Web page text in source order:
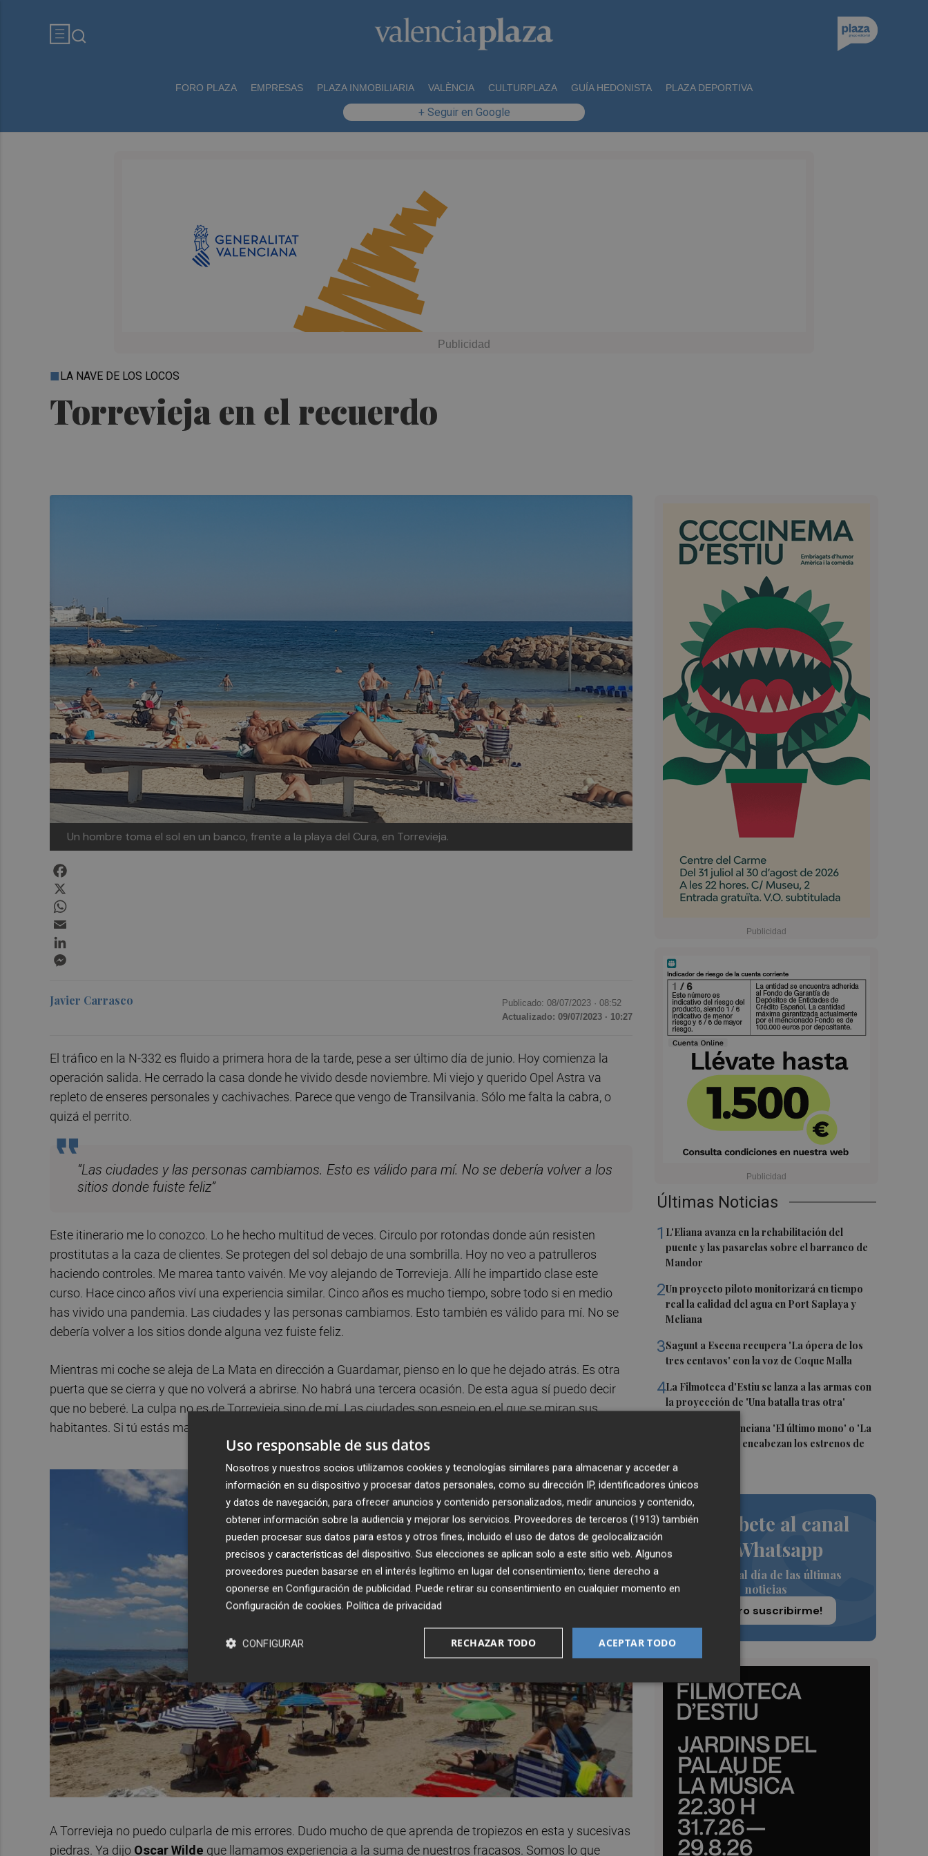
FORO PLAZA EMPRESAS PLAZA INMOBILIARIA VALÈNCIA CULTURPLAZA GUÍA HEDONISTA PLAZA DEPORTIVA
+ Seguir en Google
Torrevieja en el recuerdo
LA NAVE DE LOS LOCOS
Un hombre toma el sol en un banco, frente a la playa del Cura, en Torrevieja.
Últimas Noticias
1 L'Eliana avanza en la rehabilitación del
puente y las pasarelas sobre el barranco de
Mandor
2Un proyecto piloto monitorizará en tiempo
real la calidad del agua en Port Saplaya y
Meliana
3Sagunt a Escena recupera 'La ópera de los
tres centavos' con la voz de Coque Malla
4La Filmoteca d'Estiu se lanza a las armas con
la proyección de 'Una batalla tras otra'
La comedia valenciana 'El último mono' o 'La
ventana abierta' encabezan los estrenos de
Suscríbete al canal
de Whatsapp
Siempre al día de las últimas
noticias
¡Quiero suscribirme!
Javier Carrasco Publicado: 08/07/2023 · 08:52
Actualizado: 09/07/2023 · 10:27
El tráfico en la N-332 es fluido a primera hora de la tarde, pese a ser último día de junio. Hoy comienza la
operación salida. He cerrado la casa donde he vivido desde noviembre. Mi viejo y querido Opel Astra va
repleto de enseres personales y cachivaches. Parece que vengo de Transilvania. Sólo me falta la cabra, o
quizá el perrito.
“Las ciudades y las personas cambiamos. Esto es válido para mí. No se debería volver a los
sitios donde fuiste feliz”
Este itinerario me lo conozco. Lo he hecho multitud de veces. Circulo por rotondas donde aún resisten
prostitutas a la caza de clientes. Se protegen del sol debajo de una sombrilla. Hoy no veo a patrulleros
haciendo controles. Me marea tanto vaivén. Me voy alejando de Torrevieja. Allí he impartido clase este
curso. Hace cinco años viví una experiencia similar. Cinco años es mucho tiempo, sobre todo si en medio
has vivido una pandemia. Las ciudades y las personas cambiamos. Esto también es válido para mí. No se
debería volver a los sitios donde alguna vez fuiste feliz.
Mientras mi coche se aleja de La Mata en dirección a Guardamar, pienso en lo que he dejado atrás. Es otra
puerta que se cierra y que no volverá a abrirse. No habrá una tercera ocasión. De esta agua sí puedo decir
que no beberé. La culpa no es de Torrevieja sino de mí. Las ciudades son espejo en el que se miran sus
habitantes. Si tú estás mal, la ciudad nada puede hacer por ti, aunque se trate de Lisboa o San Sebastián.
A Torrevieja no puedo culparla de mis errores. Dudo mucho de que aprenda de tropiezos en esta y sucesivas
piedras. Ya dijo OscarWilde que llamamos experiencia a la suma de nuestros fracasos. Somos lo que
Uso responsable de sus datos
Nosotros y nuestros socios utilizamos cookies y tecnologías similares para almacenar y acceder a
información en su dispositivo y procesar datos personales, como su dirección IP, identificadores únicos
y datos de navegación, para ofrecer anuncios y contenido personalizados, medir anuncios y contenido,
obtener información sobre la audiencia y mejorar los servicios. Proveedores de terceros (1913) también
pueden procesar sus datos para estos y otros fines, incluido el uso de datos de geolocalización
precisos y características del dispositivo. Sus elecciones se aplican solo a este sitio web. Algunos
proveedores pueden basarse en el interés legítimo en lugar del consentimiento; tiene derecho a
oponerse en Configuración de publicidad. Puede retirar su consentimiento en cualquier momento en
Configuración de cookies. Política de privacidad
ACEPTAR TODO
RECHAZAR TODO
CONFIGURAR